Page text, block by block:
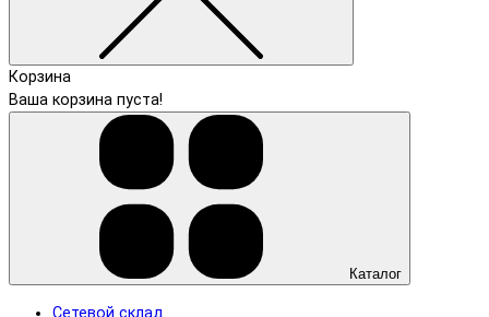
Корзина
Ваша корзина пуста!
Каталог
Сетевой склад